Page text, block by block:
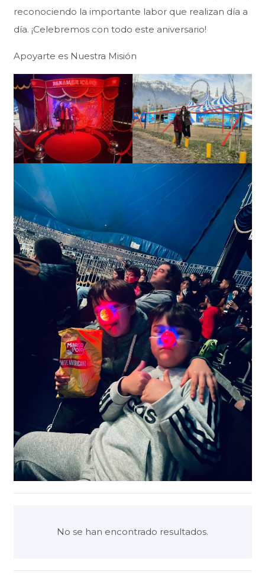
reconociendo la importante labor que realizan día a
día. ¡Celebremos con todo este aniversario!
Apoyarte es Nuestra Misión
No se han encontrado resultados.